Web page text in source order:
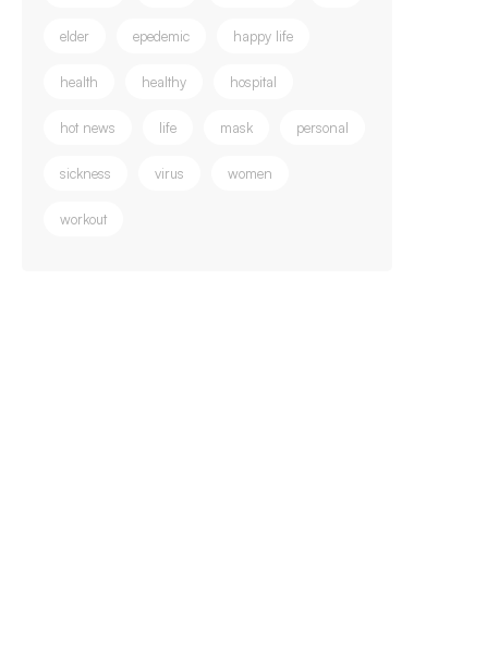
elder epedemic happy life
health healthy hospital
hot news life mask personal
sickness virus women
workout